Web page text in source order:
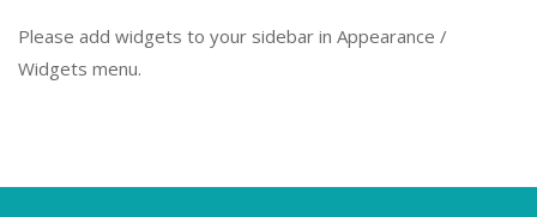
Please add widgets to your sidebar in Appearance /
Widgets menu.